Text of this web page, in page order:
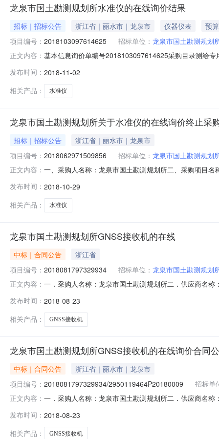
龙泉市国土勘测规划所水准仪的在线询价结果
招标｜招标公告 浙江省｜丽水市｜龙泉市 仪器仪表
预
项目编号： 2018103097614625 招标单位： 龙泉市国土勘测规划
正文内容： 基本信息询价单编号2018103097614625采购目录测绘
低到高排序，以'最低报价'原则推荐出成交供应商，报价
发布时间： 2018-11-02
相关产品：
水准仪
龙泉市国土勘测规划所关于水准仪的在线询价终止采
招标｜招标公告
浙江省｜丽水市｜龙泉市
项目编号： 2018062971509856 招标单位： 龙泉市国土勘测规划
正文内容： 一、采购人名称：龙泉市国土勘测规划所二、采购项目
称：龙泉市国土勘测规划所地址：浙江省龙泉市中山东
3、同级
发布时间： 2018-10-29
相关产品：
水准仪
龙泉市国土勘测规划所GNSS接收机的在线
中标｜合同公告
浙江省
项目编号： 2018081797329934 招标单位： 龙泉市国土勘测规划
正文内容： 一．采购人名称：龙泉市国土勘测规划所二．供应商名
套22.850000万元5.700000万元\服务要求或标的基本概
发布时间： 2018-08-23
相关产品：
GNSS接收机
龙泉市国土勘测规划所GNSS接收机的在线询价合同
中标｜合同公告
浙江省｜丽水市｜龙泉市
项目编号： 2018081797329934/2950119464P20180009
招标单
正文内容： 一．采购人名称：龙泉市国土勘测规划所二．供应商名
套22.850000万元5.700000万元\服务要求或标的基本概
发布时间： 2018-08-23
相关产品：
GNSS接收机